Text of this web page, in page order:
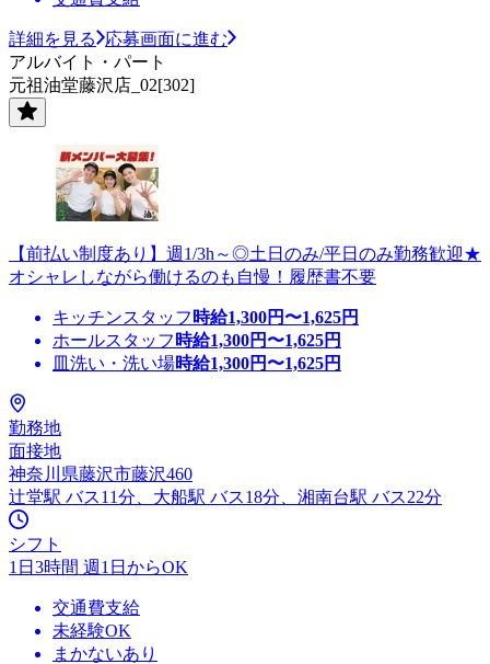
詳細を見る
応募画面に進む
アルバイト・パート
元祖油堂藤沢店_02[302]
【前払い制度あり】週1/3h～◎土日のみ/平日のみ勤務歓迎★
オシャレしながら働けるのも自慢！履歴書不要
キッチンスタッフ 時給1,300円〜1,625円
ホールスタッフ 時給1,300円〜1,625円
皿洗い・洗い場時給1,300円〜1,625円
勤務地
面接地
神奈川県藤沢市藤沢460
辻堂駅 バス11分、大船駅 バス18分、湘南台駅 バス22分
シフト
1日3時間 週1日からOK
交通費支給
未経験OK
まかないあり